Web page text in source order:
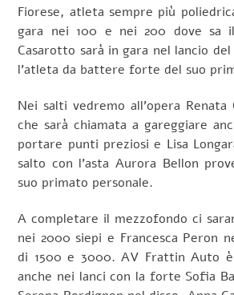
Fiorese, atleta sempre più
gara nei 100 e nei 200 dove sa
Casarotto sarà in gara nel lancio
l’atleta da battere forte del suo
Nei salti vedremo all’opera
che sarà chiamata a gareggiare
portare punti preziosi e Lisa
salto con l’asta Aurora Bellon
suo primato personale.
A completare il mezzofondo ci
nei 2000 siepi e Francesca Peron
di 1500 e 3000. AV Frattin Auto è
anche nei lanci con la forte Sofia